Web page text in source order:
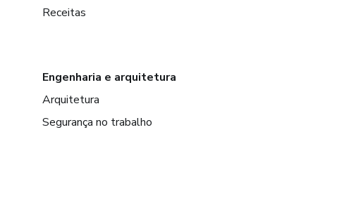
Receitas
Engenharia e arquitetura
Arquitetura
Segurança no trabalho